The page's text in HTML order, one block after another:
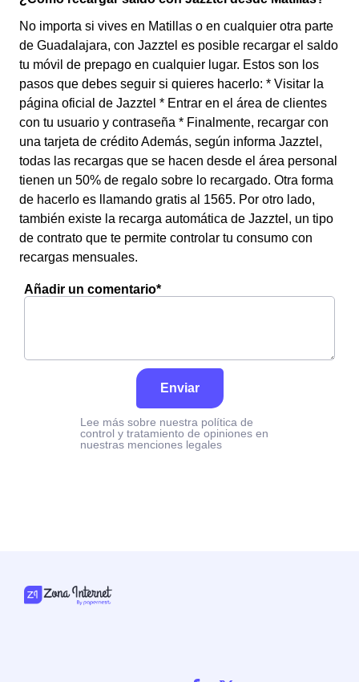
No importa si vives en Matillas o en cualquier otra parte
de Guadalajara, con Jazztel es posible recargar el saldo
tu móvil de prepago en cualquier lugar. Estos son los
pasos que debes seguir si quieres hacerlo: * Visitar la
página oficial de Jazztel * Entrar en el área de clientes
con tu usuario y contraseña * Finalmente, recargar con
una tarjeta de crédito Además, según informa Jazztel,
todas las recargas que se hacen desde el área personal
tienen un 50% de regalo sobre lo recargado. Otra forma
de hacerlo es llamando gratis al 1565. Por otro lado,
también existe la recarga automática de Jazztel, un tipo
de contrato que te permite controlar tu consumo con
recargas mensuales.
Añadir un comentario*
Enviar
Lee más sobre nuestra política de
control y tratamiento de opiniones en
nuestras menciones legales